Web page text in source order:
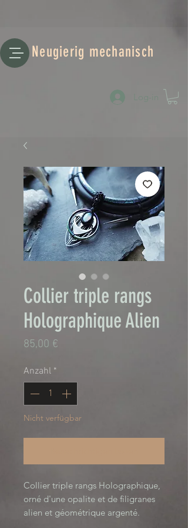
Neugierig mechanisch
Log-in
Collier triple rangs
Holographique Alien
85,00 €
Anzahl *
Nicht verfügbar
Collier triple rangs Holographique,
orné d'une opalite et de filigranes
alien et géométrique argenté.